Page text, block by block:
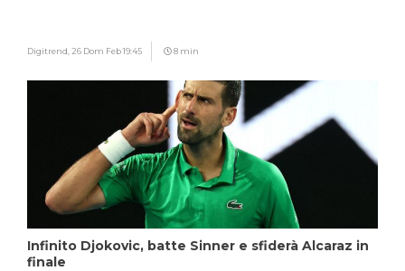
Digitrend, 26 Dom Feb 19:45 8 min
Infinito Djokovic, batte Sinner e sfiderà Alcaraz in
finale